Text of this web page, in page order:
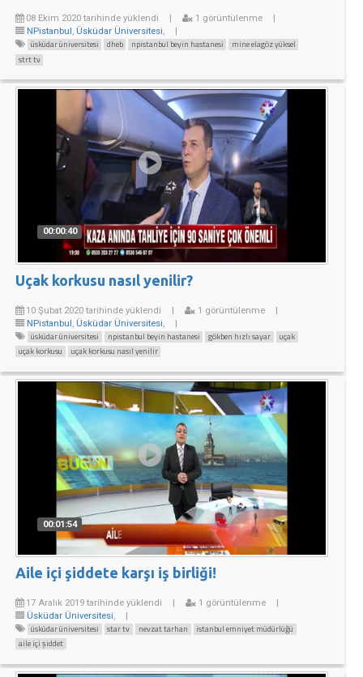
08 Ekim 2020 tarihinde yüklendi 1 görüntülenme
NPistanbul , Üsküdar Üniversitesi,
üsküdar üniversitesi dheb npistanbul beyin hastanesi
mine elagöz yüksel
strt tv
00:00:40
Uçak korkusu nasıl yenilir?
10 Şubat 2020 tarihinde yüklendi | 1 görüntülenme
|
NPistanbul, Üsküdar Üniversitesi, |
üsküdar üniversitesi npistanbul beyin hastanesi gökben hızlı sayar
uçak
uçak korkusu
uçak korkusu nasıl yenilir
00:01:54
Aile içi şiddete karşı iş birliği!
17 Aralık 2019 tarihinde yüklendi | 1 görüntülenme
|
Üsküdar Üniversitesi, |
üsküdar üniversitesi star tv nevzat tarhan
istanbul emniyet müdürlüğü
aile içi şiddet